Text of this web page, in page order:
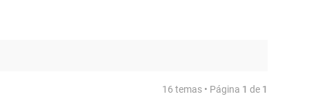
16 temas • Página 1 de 1